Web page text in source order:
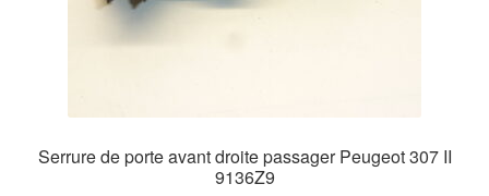
Serrure de porte avant droite passager Peugeot 307 II
9136Z9